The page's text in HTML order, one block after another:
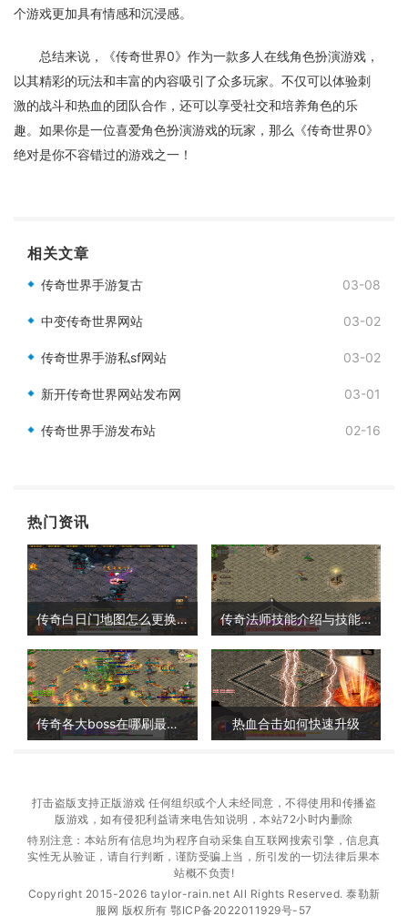
个游戏更加具有情感和沉浸感。
总结来说，《传奇世界0》作为一款多人在线角色扮演游戏，
以其精彩的玩法和丰富的内容吸引了众多玩家。不仅可以体验刺
激的战斗和热血的团队合作，还可以享受社交和培养角色的乐
趣。如果你是一位喜爱角色扮演游戏的玩家，那么《传奇世界0》
绝对是你不容错过的游戏之一！
相关文章
传奇世界手游复古 03-08
中变传奇世界网站 03-02
传奇世界手游私sf网站 03-02
新开传奇世界网站发布网 03-01
传奇世界手游发布站 02-16
热门资讯
传奇白日门地图怎么更换视角 传奇法师技能介绍与技能搭配详解
传奇各大boss在哪刷最快的 热血合击如何快速升级
打击盗版支持正版游戏 任何组织或个人未经同意，不得使用和传播盗
版游戏，如有侵犯利益请来电告知说明，本站72小时内删除
特别注意：本站所有信息均为程序自动采集自互联网搜索引擎，信息真
实性无从验证，请自行判断，谨防受骗上当，所引发的一切法律后果本
站概不负责!
Copyright 2015-2026 taylor-rain.net All Rights Reserved. 泰勒新
服网 版权所有鄂ICP备2022011929号-57